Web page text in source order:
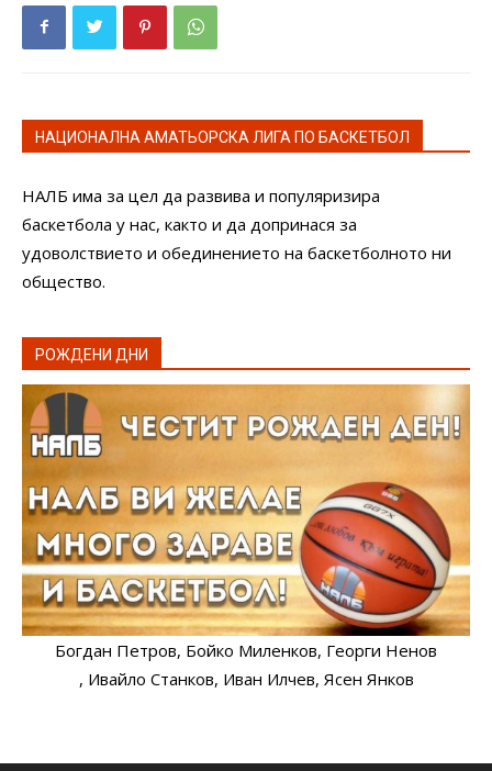
НАЦИОНАЛНА АМАТЬОРСКА ЛИГА ПО БАСКЕТБОЛ
НАЛБ има за цел да развива и популяризира
баскетбола у нас, както и да допринася за
удоволствието и обединението на баскетболното ни
общество.
РОЖДЕНИ ДНИ
Богдан Петров, Бойко Миленков, Георги Ненов
, Ивайло Станков, Иван Илчев, Ясен Янков